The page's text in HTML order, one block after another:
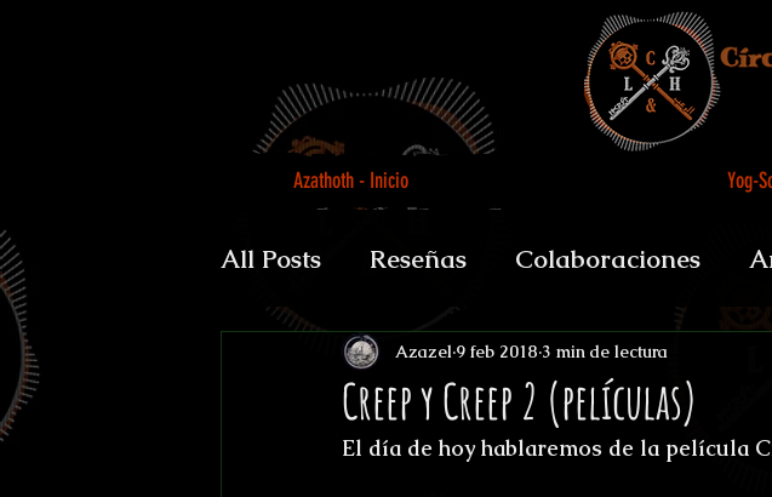
Azathoth - Inicio Yog-
All Posts Reseñas Colaboraciones
Auguratricis, sirenibus et alii
Gabinete de la Dra. Psychopomps
Creep y Creep 2 (películas)
Azazel 9 feb 2018 3 min de lectura
El día de hoy hablaremos de la película